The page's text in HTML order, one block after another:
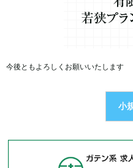
今後ともよろしくお願いいたします
小